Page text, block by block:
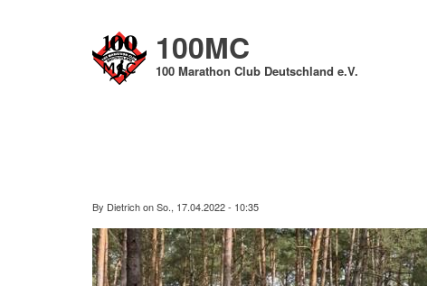
100MC
100 Marathon Club Deutschland e.V.
By DietrichonSo., 17.04.2022 - 10:35